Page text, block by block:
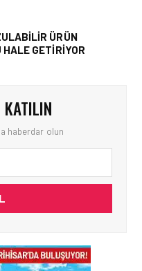
ÜRÜN
GETIRIYOR
KATILIN
haberdar olun